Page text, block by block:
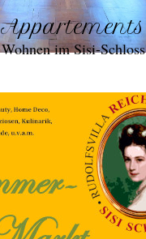
Appartements
Wohnen im Sisi-Schloss